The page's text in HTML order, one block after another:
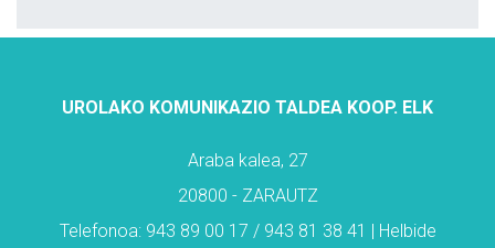
UROLAKO KOMUNIKAZIO TALDEA KOOP. ELK
Araba kalea, 27
20800 - ZARAUTZ
Telefonoa: 943 89 00 17 / 943 81 38 41 | Helbide